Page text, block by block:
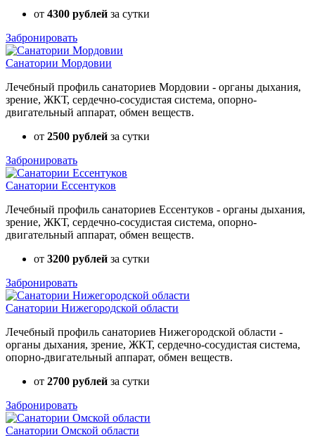
от 4300 рублей за сутки
Забронировать
Санатории Мордовии
Лечебный профиль санаториев Мордовии - органы дыхания,
зрение, ЖКТ, сердечно-сосудистая система, опорно-
двигательный аппарат, обмен веществ.
от 2500 рублей за сутки
Забронировать
Санатории Ессентуков
Лечебный профиль санаториев Ессентуков - органы дыхания,
зрение, ЖКТ, сердечно-сосудистая система, опорно-
двигательный аппарат, обмен веществ.
от 3200 рублей за сутки
Забронировать
Санатории Нижегородской области
Лечебный профиль санаториев Нижегородской области -
органы дыхания, зрение, ЖКТ, сердечно-сосудистая система,
опорно-двигательный аппарат, обмен веществ.
от 2700 рублей за сутки
Забронировать
Санатории Омской области